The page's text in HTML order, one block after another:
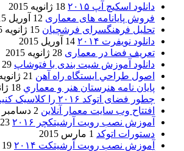
دانلود اسکیچ آپ ۲۰۱۵
18 ژانویه 2015
فروش پایانامه های معماری 12 آوریل 2015
تحلیل فرهنگسرای فرشچیان 15 ژانویه 2015
دانلود نویفرت ۲۰۱۴
14 آوریل 2015
تعریف فضا در معماری 28 ژانویه 2015
دانلود آموزش شیت بندی با فتوشاپ 29 ژوئن 2015
اصول طراحي ایستگاه راه آهن 21 ژانویه 2015
پایان نامه هنرستان هنر و معماري 18 ژانویه 2015
چطور فضای اتوکد ۲۰۱۶ را کلاسیک کنیم؟
افتتاح وب سایت معمار آنلاین 2 دسامبر 2014
آموزش نصب رویت آرشیتکچر ۲۰۱۶
23 می 2015
دستورات اتوکد 1 مارس 2015
آموزش نصب رویت آرشیتکت ۲۰۱۴
19 ژانویه 2015